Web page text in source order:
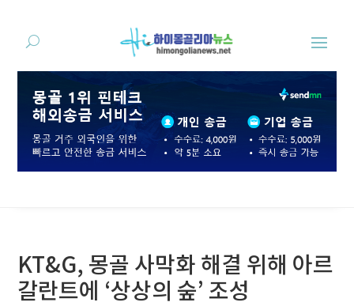
KT&G, 몽골 사막화 해결 위해 아르
갈란트에 ‘상상의 숲’ 조성